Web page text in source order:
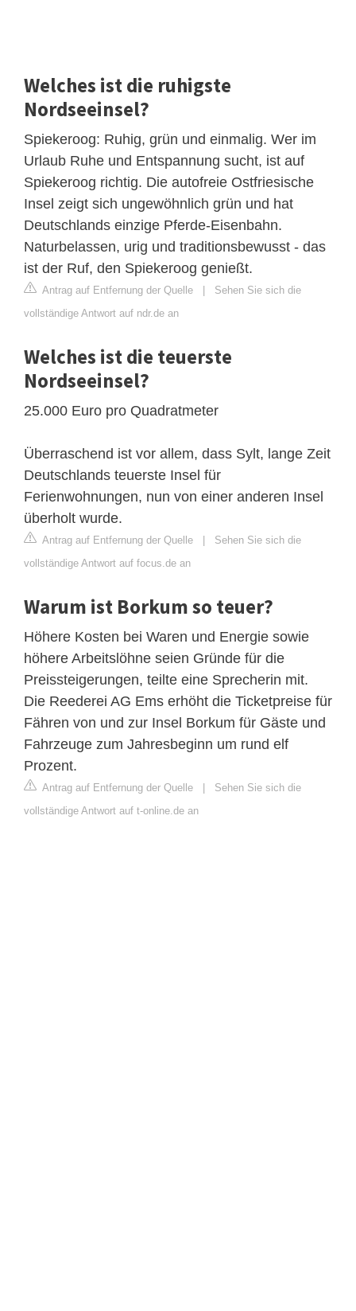
Welches ist die ruhigste
Nordseeinsel?
Spiekeroog: Ruhig, grün und einmalig. Wer im
Urlaub Ruhe und Entspannung sucht, ist auf
Spiekeroog richtig. Die autofreie Ostfriesische
Insel zeigt sich ungewöhnlich grün und hat
Deutschlands einzige Pferde-Eisenbahn.
Naturbelassen, urig und traditionsbewusst - das
ist der Ruf, den Spiekeroog genießt.
Antrag auf Entfernung der Quelle | Sehen Sie sich die
vollständige Antwort auf ndr.de an
Welches ist die teuerste
Nordseeinsel?
25.000 Euro pro Quadratmeter
Überraschend ist vor allem, dass Sylt, lange Zeit
Deutschlands teuerste Insel für
Ferienwohnungen, nun von einer anderen Insel
überholt wurde.
Antrag auf Entfernung der Quelle | Sehen Sie sich die
vollständige Antwort auf focus.de an
Warum ist Borkum so teuer?
Höhere Kosten bei Waren und Energie sowie
höhere Arbeitslöhne seien Gründe für die
Preissteigerungen, teilte eine Sprecherin mit.
Die Reederei AG Ems erhöht die Ticketpreise für
Fähren von und zur Insel Borkum für Gäste und
Fahrzeuge zum Jahresbeginn um rund elf
Prozent.
Antrag auf Entfernung der Quelle | Sehen Sie sich die
vollständige Antwort auf t-online.de an